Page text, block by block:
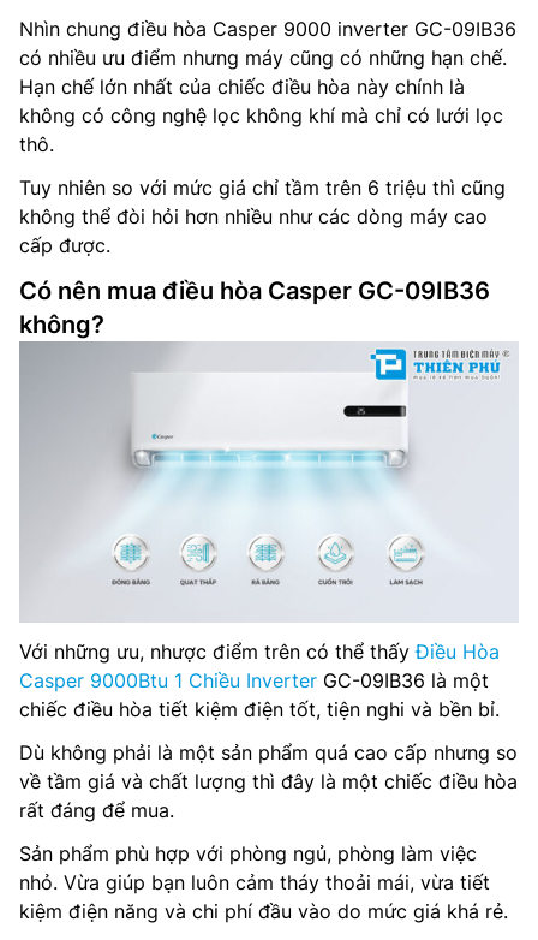
Nhìn chung điều hòa Casper 9000 inverter GC-09IB36
có nhiều ưu điểm nhưng máy cũng có những hạn chế.
Hạn chế lớn nhất của chiếc điều hòa này chính là
không có công nghệ lọc không khí mà chỉ có lưới lọc
thô.
Tuy nhiên so với mức giá chỉ tầm trên 6 triệu thì cũng
không thể đòi hỏi hơn nhiều như các dòng máy cao
cấp được.
Có nên mua điều hòa Casper GC-09IB36
không?
Với những ưu, nhược điểm trên có thể thấyĐiều Hòa
Casper 9000Btu 1 Chiều Inverter GC-09IB36 là một
chiếc điều hòa tiết kiệm điện tốt, tiện nghi và bền bỉ.
Dù không phải là một sản phẩm quá cao cấp nhưng so
về tầm giá và chất lượng thì đây là một chiếc điều hòa
rất đáng để mua.
Sản phẩm phù hợp với phòng ngủ, phòng làm việc
nhỏ. Vừa giúp bạn luôn cảm tháy thoải mái, vừa tiết
kiệm điện năng và chi phí đầu vào do mức giá khá rẻ.